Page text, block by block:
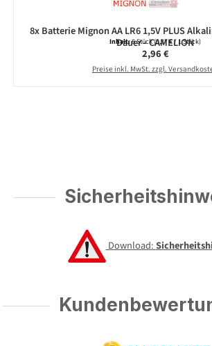
8x Batterie Mignon AA LR6 1,5V PLUS
Dauer - CAMELION
Inhalt:8 Stück(0,37 € / 1 Stück)
Regulärer Preis:
2,96 €
Preise inkl. MwSt. zzgl.
Download: